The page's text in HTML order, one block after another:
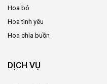
Hoa bó
Hoa tình yêu
Hoa chia buồn
DỊCH VỤ